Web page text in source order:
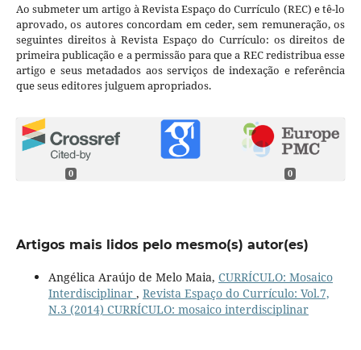
Ao submeter um artigo à Revista Espaço do Currículo (REC) e tê-lo
aprovado, os autores concordam em ceder, sem remuneração, os
seguintes direitos à Revista Espaço do Currículo: os direitos de
primeira publicação e a permissão para que a REC redistribua esse
artigo e seus metadados aos serviços de indexação e referência
que seus editores julguem apropriados.
0 0
Artigos mais lidos pelo mesmo(s) autor(es)
Angélica Araújo de Melo Maia, CURRÍCULO: Mosaico
Interdisciplinar , Revista Espaço do Currículo: Vol.7,
N.3 (2014) CURRÍCULO: mosaico interdisciplinar